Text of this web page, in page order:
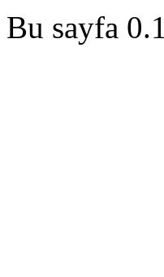
Bu sayfa